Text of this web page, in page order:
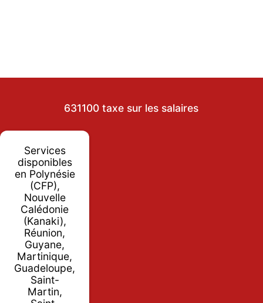
631100 taxe sur les salaires
Services
disponibles
en Polynésie
(CFP),
Nouvelle
Calédonie
(Kanaki),
Réunion,
Guyane,
Martinique,
Guadeloupe,
Saint-
Martin,